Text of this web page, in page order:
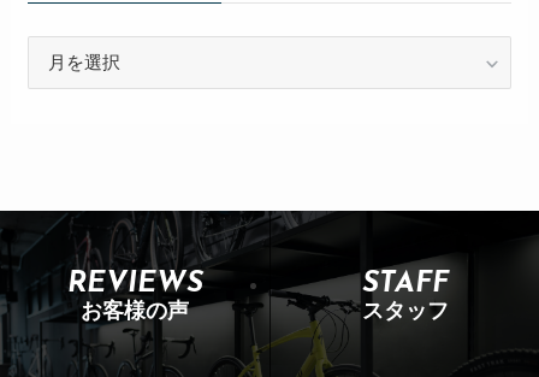
REVIEWS
お客様の声
STAFF
スタッフ